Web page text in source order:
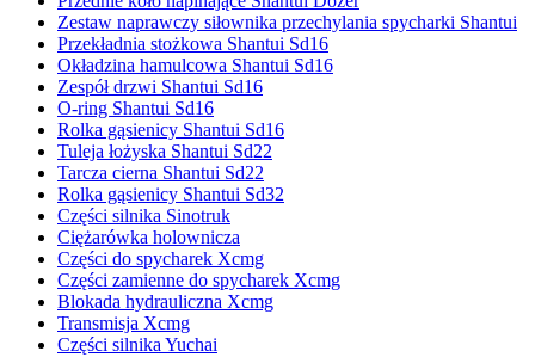
Zestaw naprawczy siłownika przechylania spycharki Shantui
Przekładnia stożkowa Shantui Sd16
Okładzina hamulcowa Shantui Sd16
Zespół drzwi Shantui Sd16
O-ring Shantui Sd16
Rolka gąsienicy Shantui Sd16
Tuleja łożyska Shantui Sd22
Tarcza cierna Shantui Sd22
Rolka gąsienicy Shantui Sd32
Części silnika Sinotruk
Ciężarówka holownicza
Części do spycharek Xcmg
Części zamienne do spycharek Xcmg
Blokada hydrauliczna Xcmg
Transmisja Xcmg
Części silnika Yuchai